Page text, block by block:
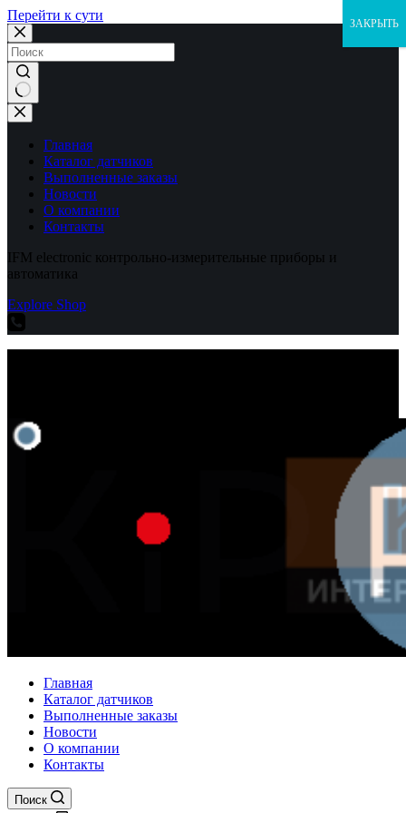
Перейти к сути
Ничего
не
найденоГлавная
Каталог датчиков
Выполненные заказы
Новости
О компании
Контакты
IFM electronic контрольно-измерительные приборы и
автоматика
Explore Shop
Главная
Каталог датчиков
Выполненные заказы
Новости
О компании
Контакты
Поиск
ЗАКРЫТЬ